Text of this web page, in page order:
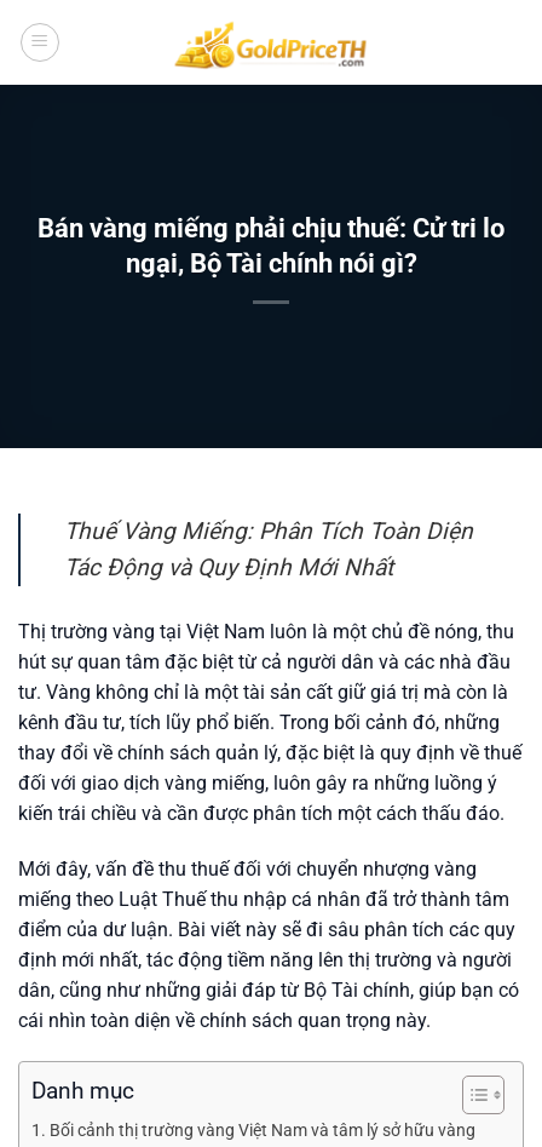
qua
Bán vàng miếng phải chịu thuế: Cử tri lo
ngại, Bộ Tài chính nói gì?
Thuế Vàng Miếng: Phân Tích Toàn Diện
Tác Động và Quy Định Mới Nhất
Thị trường vàng tại Việt Nam luôn là một chủ đề nóng, thu
hút sự quan tâm đặc biệt từ cả người dân và các nhà đầu
tư. Vàng không chỉ là một tài sản cất giữ giá trị mà còn là
kênh đầu tư, tích lũy phổ biến. Trong bối cảnh đó, những
thay đổi về chính sách quản lý, đặc biệt là quy định về thuế
đối với giao dịch vàng miếng, luôn gây ra những luồng ý
kiến trái chiều và cần được phân tích một cách thấu đáo.
Mới đây, vấn đề thu thuế đối với chuyển nhượng vàng
miếng theo Luật Thuế thu nhập cá nhân đã trở thành tâm
điểm của dư luận. Bài viết này sẽ đi sâu phân tích các quy
định mới nhất, tác động tiềm năng lên thị trường và người
dân, cũng như những giải đáp từ Bộ Tài chính, giúp bạn có
cái nhìn toàn diện về chính sách quan trọng này.
Danh mục
Bối cảnh thị trường vàng Việt Nam và tâm lý sở hữu vàng